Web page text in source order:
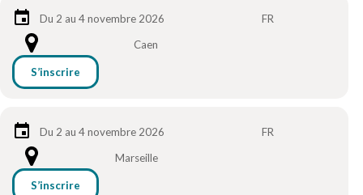
Du 2 au 4 novembre 2026
FR
Caen
S’inscrire
Du 2 au 4 novembre 2026
FR
Marseille
S’inscrire